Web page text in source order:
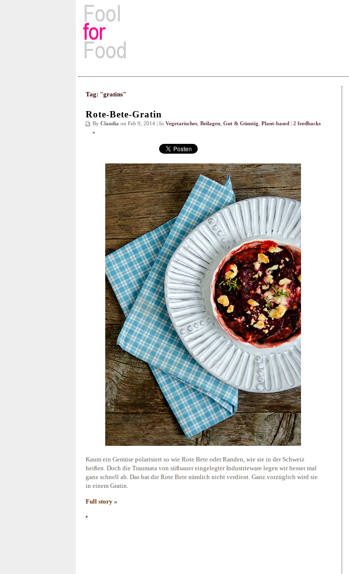
Tag: "gratins"
Rote-Bete-Gratin
By Claudia on Feb 9, 2014 | In Vegetarisches Beilagen Gut & Günstig Plant-based
2 feedbacks
»
Kaum ein Gemüse polarisiert so wie Rote Bete oder Randen, wie sie in der Schweiz
heißen. Doch die Traumata von süßsauer eingelegter Industrieware legen wir besser mal
ganz schnell ab. Das hat die Rote Bete nämlich nicht verdient. Ganz vorzüglich wird sie
in einem Gratin.
Full story »